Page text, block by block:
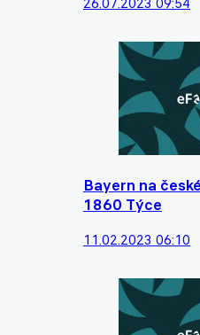
Bayern na
1860 Týce
11.02.2023 06:10